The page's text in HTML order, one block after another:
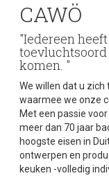
CAWÖ
"Iedereen
komen. "
We willen dat u zich
waarmee we onze
Met een passie
meer dan 70 jaar
hoogste eisen in
ontwerpen en
keuken -volledig